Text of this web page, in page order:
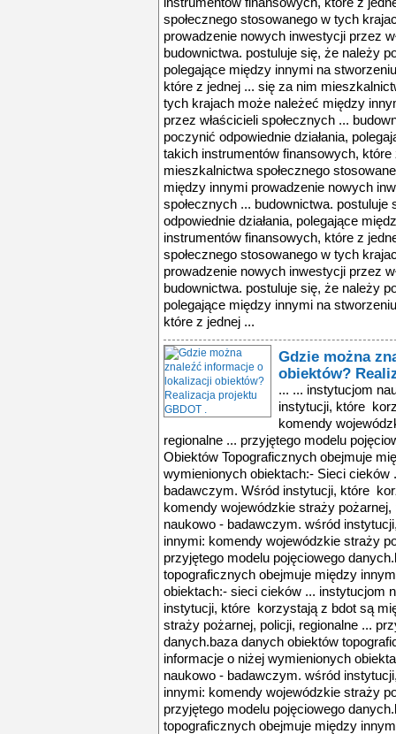
społecznego stosowanego w tych
prowadzenie nowych inwestycji przez
budownictwa. postuluje się, że należy
polegające między innymi na
które z jednej ... się za nim
tych krajach może należeć między
przez właścicieli społecznych ...
poczynić odpowiednie działania,
takich instrumentów finansowych, które
mieszkalnictwa społecznego
między innymi prowadzenie nowych
społecznych ... budownictwa.
odpowiednie działania, polegające
instrumentów finansowych, które z
społecznego stosowanego w tych
prowadzenie nowych inwestycji przez
budownictwa. postuluje się, że należy
polegające między innymi na
które z jednej ...
Gdzie można
obiektów?
... ... instytucjom
instytucji, które
komendy
regionalne ... przyjętego modelu
Obiektów Topograficznych obejmuje
wymienionych obiektach:- Sieci cieków
badawczym. Wśród instytucji, które
komendy wojewódzkie straży
naukowo - badawczym. wśród
innymi: komendy wojewódzkie straży
przyjętego modelu pojęciowego
topograficznych obejmuje między
obiektach:- sieci cieków ... instytucjom
instytucji, które korzystają z bdot są
straży pożarnej, policji, regionalne ...
danych.baza danych obiektów
informacje o niżej wymienionych
naukowo - badawczym. wśród
innymi: komendy wojewódzkie straży
przyjętego modelu pojęciowego
topograficznych obejmuje między